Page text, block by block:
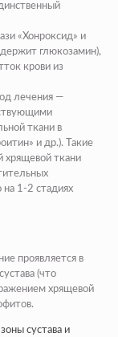
«Хонроксид» и
глюкозамин),
крови из
лечения —
ткани в
и др.). Такие
хрящевой ткани
1-2 стадиях
проявляется в
(что
хрящевой
сустава и